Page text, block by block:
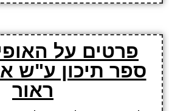
פרטים על
ספר תיכון ע"ש
ראור